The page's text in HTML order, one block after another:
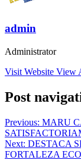
admin
Administrator
Visit Website View
Post
Previous: MARU
Next: DESTACA
FORTALEZA